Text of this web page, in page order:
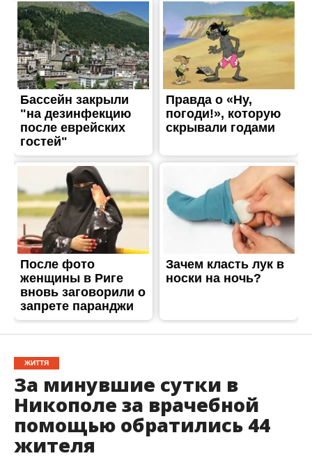
ЖИТТЯ
За минувшие сутки в
Никополе за врачебной
помощью обратились 44
жителя